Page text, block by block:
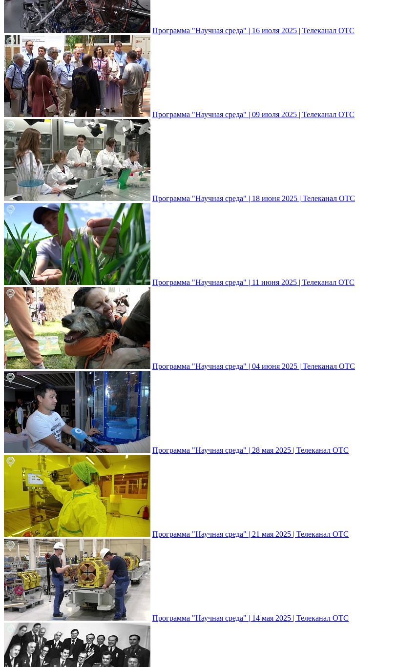
Программа "Научная среда" | 16 июля 2025 | Телеканал ОТС
Программа "Научная среда" | 09 июля 2025 | Телеканал ОТС
Программа "Научная среда" | 18 июня 2025 | Телеканал ОТС
Программа "Научная среда" | 11 июня 2025 | Телеканал ОТС
Программа "Научная среда" | 04 июня 2025 | Телеканал ОТС
Программа "Научная среда" | 28 мая 2025 | Телеканал ОТС
Программа "Научная среда" | 21 мая 2025 | Телеканал ОТС
Программа "Научная среда" | 14 мая 2025 | Телеканал ОТС